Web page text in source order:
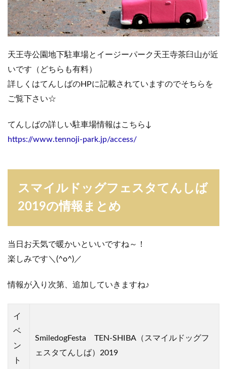
天王寺公園地下駐車場とイージーパーク天王寺茶臼山が近
いです（どちらも有料）
詳しくはてんしばのHPに記載されていますのでそちらを
ご覧下さい☆
てんしばの詳しい駐車場情報はこちら↓
https://www.tennoji-park.jp/access/
スマイルドッグフェスタてんしば
2019の情報まとめ
当日お天気で暖かいといいですね～！
楽しみです＼(^o^)／
情報が入り次第、追加していきますね♪
イ
ベ
ン
ト
SmiledogFesta TEN-SHIBA（スマイルドッグフ
ェスタてんしば）2019